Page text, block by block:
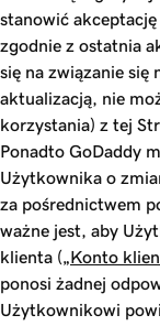
stanowić
zgodnie z ostatnia
się na związanie się
aktualizacją, nie
korzystania) z tej
Ponadto GoDaddy
Użytkownika o
za pośrednictwem
ważne jest, aby
klienta („ Konto
ponosi żadnej
Użytkownikowi